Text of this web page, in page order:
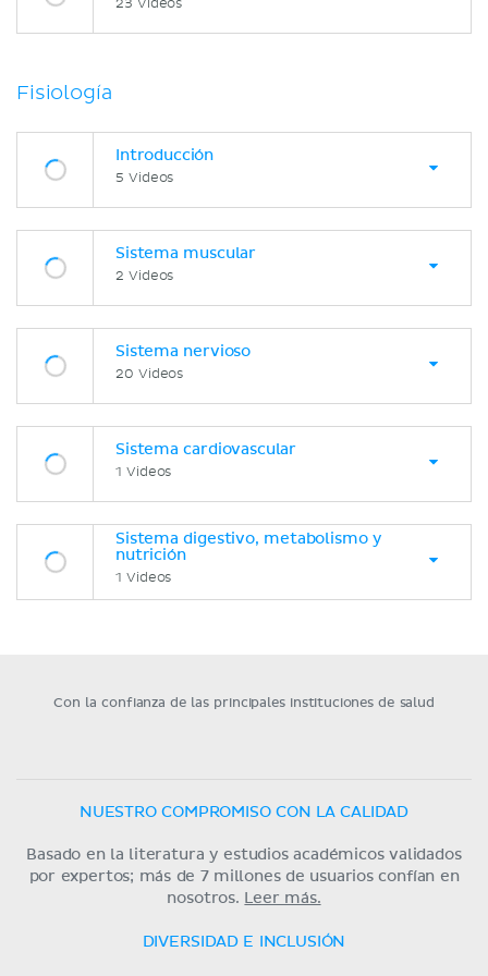
23 Videos
Fisiología
Introducción
5 Videos
Sistema muscular
2 Videos
Sistema nervioso
20 Videos
Sistema cardiovascular
1 Videos
Sistema digestivo, metabolismo y
nutrición
1 Videos
Con la confianza de las principales instituciones de salud
NUESTRO COMPROMISO CON LA CALIDAD
Basado en la literatura y estudios académicos validados
por expertos; más de 7 millones de usuarios confían en
nosotros. Leer más.
DIVERSIDAD E INCLUSIÓN